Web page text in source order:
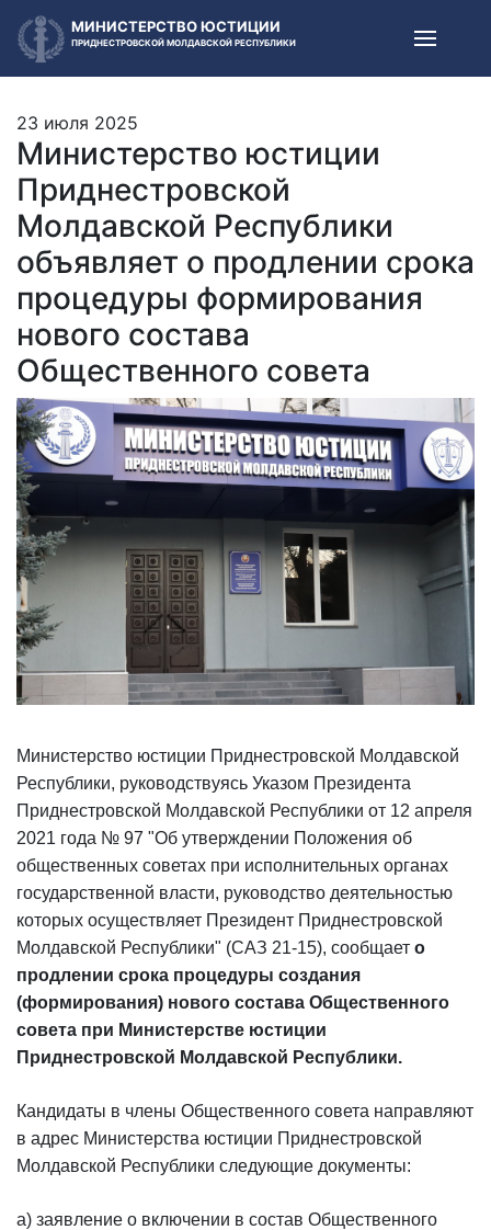
МИНИСТЕРСТВО ЮСТИЦИИ
ПРИДНЕСТРОВСКОЙ МОЛДАВСКОЙ РЕСПУБЛИКИ
23 июля 2025
Министерство юстиции
Приднестровской
Молдавской Республики
объявляет о продлении срока
процедуры формирования
нового состава
Общественного совета
Министерство юстиции Приднестровской Молдавской
Республики, руководствуясь Указом Президента
Приднестровской Молдавской Республики от 12 апреля
2021 года № 97 "Об утверждении Положения об
общественных советах при исполнительных органах
государственной власти, руководство деятельностью
которых осуществляет Президент Приднестровской
Молдавской Республики" (САЗ 21-15), сообщает о
продлении срока процедуры создания
(формирования) нового состава Общественного
совета при Министерстве юстиции
Приднестровской Молдавской Республики.
Кандидаты в члены Общественного совета направляют
в адрес Министерства юстиции Приднестровской
Молдавской Республики следующие документы:
а) заявление о включении в состав Общественного